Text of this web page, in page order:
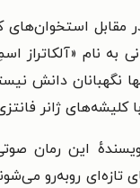
مقابل
به نام
نگهبانان دانش
کلیشه‌های ژانر
این رمان
روبه‌رو